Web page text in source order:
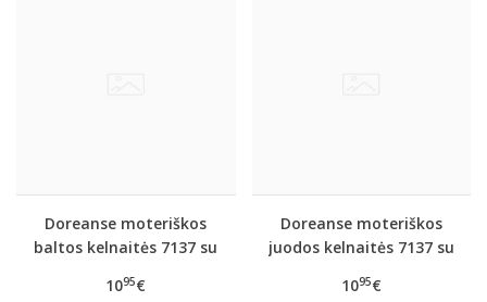
Doreanse moteriškos
baltos kelnaitės 7137 su
1095€
Doreanse moteriškos
juodos kelnaitės 7137 su
1095€